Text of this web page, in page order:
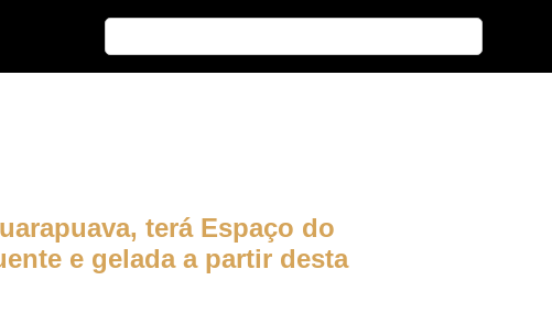
terá Espaço do
e gelada a partir desta